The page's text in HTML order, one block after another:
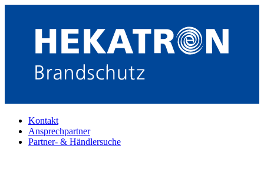
Kontakt
Ansprechpartner
Partner- & Händlersuche